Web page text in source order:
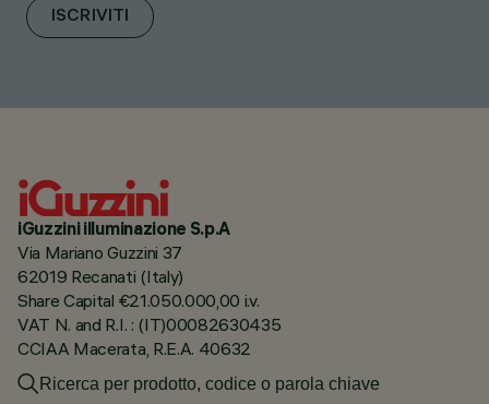
ISCRIVITI
iGuzzini illuminazione S.p.A
Via Mariano Guzzini 37
62019 Recanati (Italy)
Share Capital €21.050.000,00 i.v.
VAT N. and R.I. : (IT)00082630435
CCIAA Macerata, R.E.A. 40632